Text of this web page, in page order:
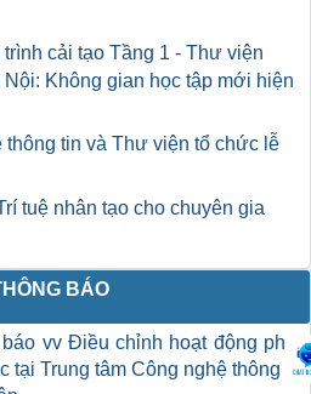
cải tạo Tầng 1 - Thư viện
Không gian học tập mới hiện
thông tin và Thư viện tổ chức lễ
tuệ nhân tạo cho chuyên gia
BÁO
vv Điều chỉnh hoạt động phục
tại Trung tâm Công nghệ thông tin